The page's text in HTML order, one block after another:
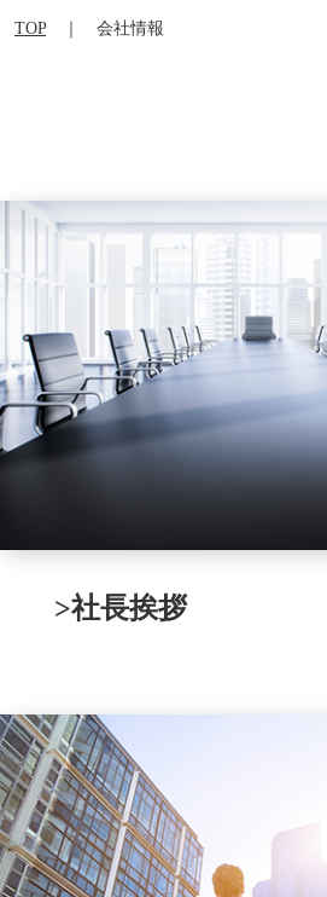
TOP｜ 会社情報
>社長挨拶